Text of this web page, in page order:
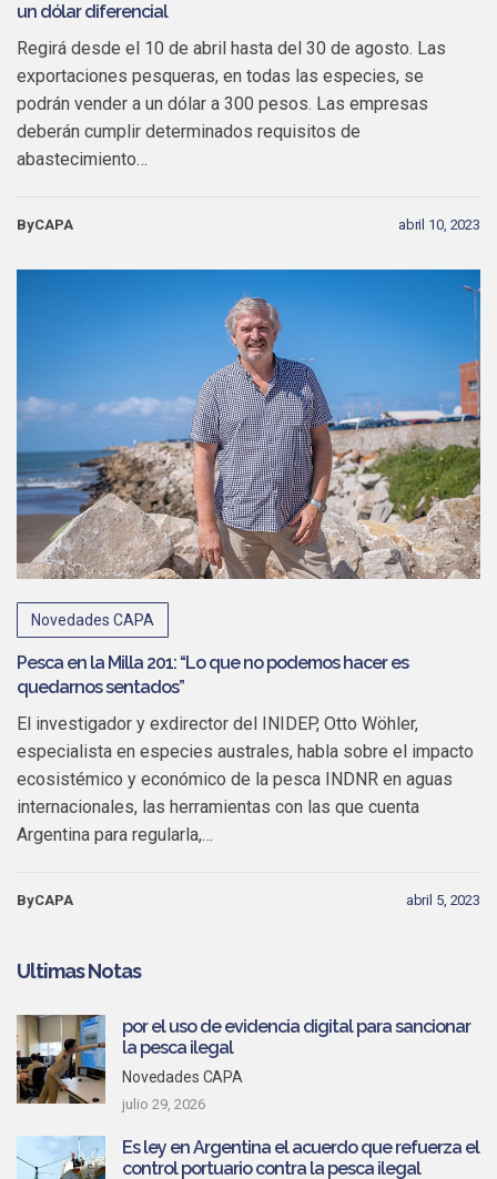
un dólar diferencial
Regirá desde el 10 de abril hasta del 30 de agosto. Las
exportaciones pesqueras, en todas las especies, se
podrán vender a un dólar a 300 pesos. Las empresas
deberán cumplir determinados requisitos de
abastecimiento…
ByCAPA abril 10, 2023
Novedades CAPA
Pesca en la Milla 201: “Lo que no podemos hacer es
quedarnos sentados”
El investigador y exdirector del INIDEP, Otto Wöhler,
especialista en especies australes, habla sobre el impacto
ecosistémico y económico de la pesca INDNR en aguas
internacionales, las herramientas con las que cuenta
Argentina para regularla,…
ByCAPA abril 5, 2023
Ultimas Notas
por el uso de evidencia digital para sancionar
la pesca ilegal
Novedades CAPA
julio 29, 2026
Es ley en Argentina el acuerdo que refuerza el
control portuario contra la pesca ilegal